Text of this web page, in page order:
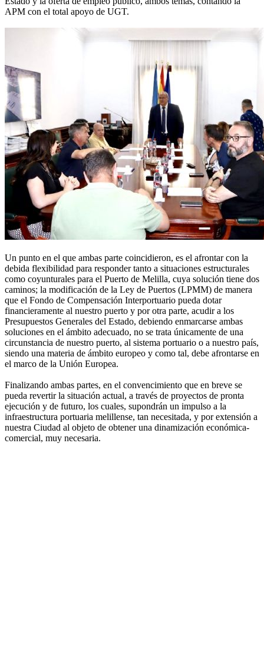
APM con el total apoyo de UGT.
Un punto en el que ambas parte coincidieron, es el afrontar con la
debida flexibilidad para responder tanto a situaciones estructurales
como coyunturales para el Puerto de Melilla, cuya solución tiene dos
caminos; la modificación de la Ley de Puertos (LPMM) de manera
que el Fondo de Compensación Interportuario pueda dotar
financieramente al nuestro puerto y por otra parte, acudir a los
Presupuestos Generales del Estado, debiendo enmarcarse ambas
soluciones en el ámbito adecuado, no se trata únicamente de una
circunstancia de nuestro puerto, al sistema portuario o a nuestro país,
siendo una materia de ámbito europeo y como tal, debe afrontarse en
el marco de la Unión Europea.
Finalizando ambas partes, en el convencimiento que en breve se
pueda revertir la situación actual, a través de proyectos de pronta
ejecución y de futuro, los cuales, supondrán un impulso a la
infraestructura portuaria melillense, tan necesitada, y por extensión a
nuestra Ciudad al objeto de obtener una dinamización económica-
comercial, muy necesaria.